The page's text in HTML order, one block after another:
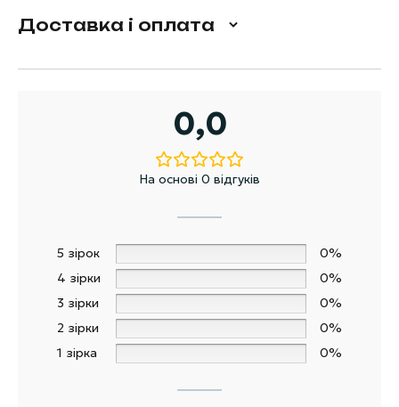
Доставка і оплата
0,0
На основі 0 відгуків
5 зірок
0%
4 зірки
0%
3 зірки
0%
2 зірки
0%
1 зірка
0%